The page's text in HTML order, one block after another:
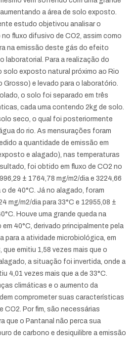
a área de solo exposto.
estudo objetivou analisar o
fluxo difusivo de CO2, assim como
na emissão deste gás do efeito
laboratorial. Para a realização do
exposto natural próximo ao Rio
Grosso) e levado para o laboratório.
o solo foi separado em três
cada uma contendo 2kg de solo.
seco, o qual foi posteriormente
do rio. As mensurações foram
a quantidade de emissão em
e alagado), nas temperaturas
foi obtido em fluxo de CO2 no
± 1764,78 mg/m2/dia e 3224,66
o de 40°C. Já no alagado, foram
mg/m2/dia para 33°C e 12955,08 ±
Houve uma grande queda na
40°C, derivado principalmente pela
para a atividade microbiológica, em
emitiu 1,58 vezes mais que o
a situação foi invertida, onde a
4,01 vezes mais que a de 33°C.
climáticas e o aumento da
comprometer suas características
CO2. Por fim, são necessárias
que o Pantanal não perca sua
de carbono e desiquilibre a emissão